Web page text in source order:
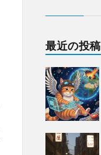
最近の投稿